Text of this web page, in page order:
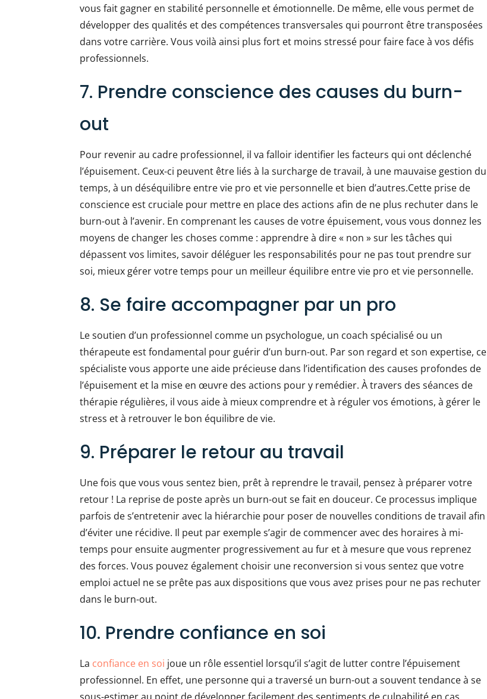
vous fait gagner en stabilité personnelle et émotionnelle. De même, elle vous permet de
développer des qualités et des compétences transversales qui pourront être transposées
dans votre carrière. Vous voilà ainsi plus fort et moins stressé pour faire face à vos défis
professionnels.
7. Prendre conscience des causes du burn-
out
Pour revenir au cadre professionnel, il va falloir identifier les facteurs qui ont déclenché
l’épuisement. Ceux-ci peuvent être liés à la surcharge de travail, à une mauvaise gestion du
temps, à un déséquilibre entre vie pro et vie personnelle et bien d’autres.Cette prise de
conscience est cruciale pour mettre en place des actions afin de ne plus rechuter dans le
burn-out à l’avenir. En comprenant les causes de votre épuisement, vous vous donnez les
moyens de changer les choses comme : apprendre à dire « non » sur les tâches qui
dépassent vos limites, savoir déléguer les responsabilités pour ne pas tout prendre sur
soi, mieux gérer votre temps pour un meilleur équilibre entre vie pro et vie personnelle.
8. Se faire accompagner par un pro
Le soutien d’un professionnel comme un psychologue, un coach spécialisé ou un
thérapeute est fondamental pour guérir d’un burn-out. Par son regard et son expertise, ce
spécialiste vous apporte une aide précieuse dans l’identification des causes profondes de
l’épuisement et la mise en œuvre des actions pour y remédier. À travers des séances de
thérapie régulières, il vous aide à mieux comprendre et à réguler vos émotions, à gérer le
stress et à retrouver le bon équilibre de vie.
9. Préparer le retour au travail
Une fois que vous vous sentez bien, prêt à reprendre le travail, pensez à préparer votre
retour ! La reprise de poste après un burn-out se fait en douceur. Ce processus implique
parfois de s’entretenir avec la hiérarchie pour poser de nouvelles conditions de travail afin
d’éviter une récidive. Il peut par exemple s’agir de commencer avec des horaires à mi-
temps pour ensuite augmenter progressivement au fur et à mesure que vous reprenez
des forces. Vous pouvez également choisir une reconversion si vous sentez que votre
emploi actuel ne se prête pas aux dispositions que vous avez prises pour ne pas rechuter
dans le burn-out.
10. Prendre confiance en soi
La confiance en soi joue un rôle essentiel lorsqu’il s’agit de lutter contre l’épuisement
professionnel. En effet, une personne qui a traversé un burn-out a souvent tendance à se